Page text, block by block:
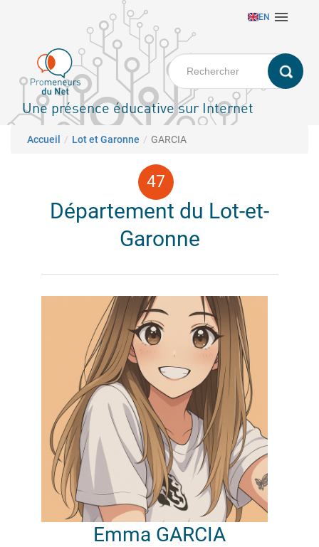
principal
EN 
Une présence éducative sur Internet
Fil d'Ariane
Accueil Lot et Garonne GARCIA
Département du Lot-et-
Garonne
Emma GARCIA